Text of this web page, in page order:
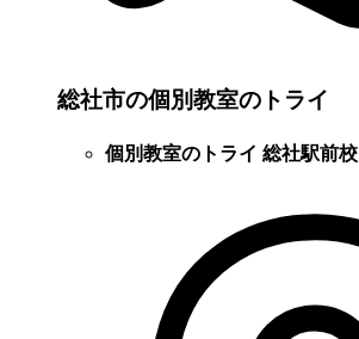
総社市の個別教室のトライ
個別教室のトライ 総社駅前校